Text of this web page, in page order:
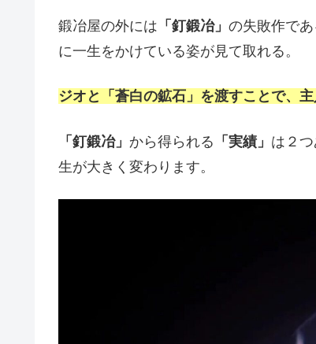
鍛冶屋の外には 「釘鍛冶」 の失敗作で
に一生をかけている姿が見て取れる。
ジオと「蒼白の鉱石」を渡すことで、
「釘鍛冶」 から得られる 「実績」 は２
生が大きく変わります。